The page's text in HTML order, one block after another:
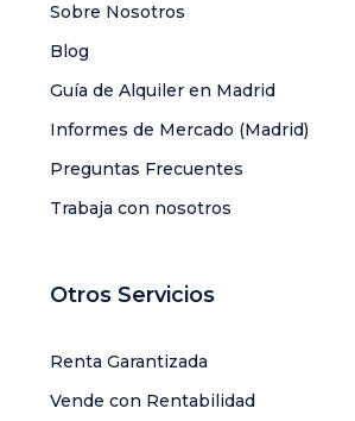
Sobre Nosotros
Blog
Guía de Alquiler en Madrid
Informes de Mercado (Madrid)
Preguntas Frecuentes
Trabaja con nosotros
Otros Servicios
Renta Garantizada
Vende con Rentabilidad